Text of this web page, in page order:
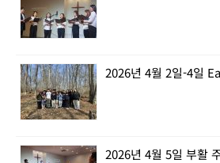
2026년 4월 2일-4일
2026년 4월 5일 부활